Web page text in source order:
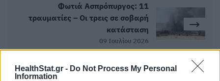
HealthStat.gr - Do Not Process My Personal
Information
Φωτιά Ασπρόπυργος: 11
τραυματίες – Οι τρεις σε σοβαρή
κατάσταση
09 Ιουλίου 2026